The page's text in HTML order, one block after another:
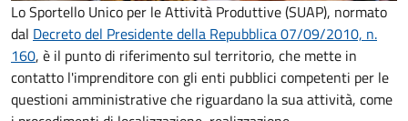
Lo Sportello Unico per le Attività Produttive (SUAP), normato
dal Decreto del Presidente della Repubblica 07/09/2010, n.
160, è il punto di riferimento sul territorio, che mette in
contatto l'imprenditore con gli enti pubblici competenti per le
questioni amministrative che riguardano la sua attività, come